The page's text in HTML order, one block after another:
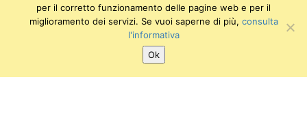
per il corretto funzionamento delle pagine web e per il
miglioramento dei servizi. Se vuoi saperne di più, consulta
l'informativa
Ok